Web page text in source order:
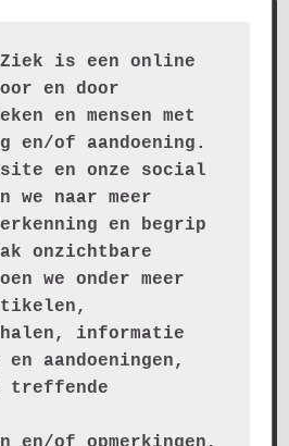
Ziek is een online
en door
en mensen met
en/of aandoening.
en onze social
we naar meer
en begrip
onzichtbare
we onder meer
informatie
aandoeningen,
treffende